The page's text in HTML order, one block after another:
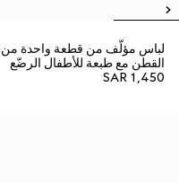
لباس مؤلّف من قطعة واحدة من
القطن مع طبعة للأطفال الرضّع
SAR 1,450